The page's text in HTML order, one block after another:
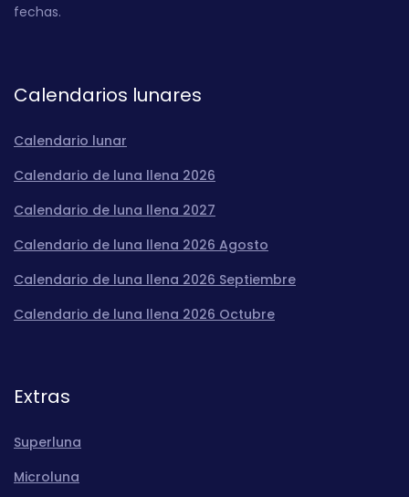
fechas.
Calendarios lunares
Calendario lunar
Calendario de luna llena 2026
Calendario de luna llena 2027
Calendario de luna llena 2026 Agosto
Calendario de luna llena 2026 Septiembre
Calendario de luna llena 2026 Octubre
Extras
Superluna
Microluna